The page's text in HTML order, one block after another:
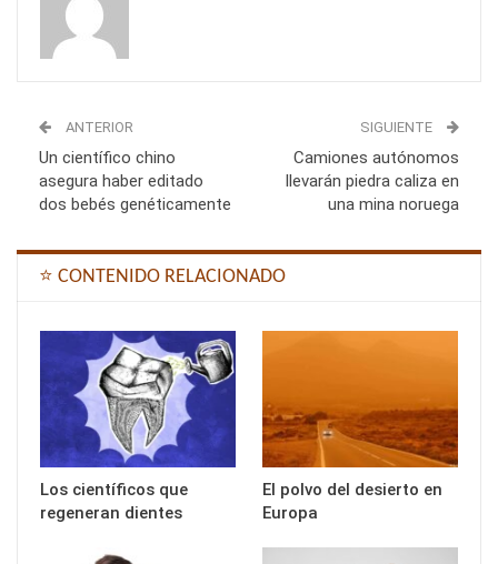
ANTERIOR
Un científico chino
asegura haber editado
dos bebés genéticamente
SIGUIENTE
Camiones autónomos
llevarán piedra caliza en
una mina noruega
⭐ CONTENIDO RELACIONADO
Los científicos que
regeneran dientes
El polvo del desierto en
Europa